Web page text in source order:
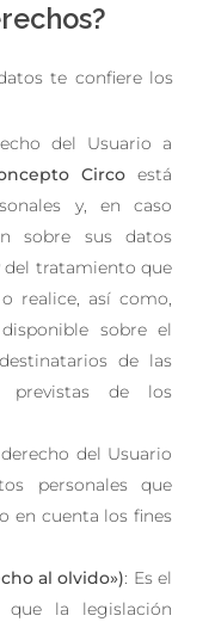
te confiere los
del Usuario a
Circo está
y, en caso
sobre sus datos
del tratamiento que
realice, así como,
sobre el
de las
previstas de los
del Usuario
personales que
en cuenta los fines
al olvido»): Es el
que la legislación